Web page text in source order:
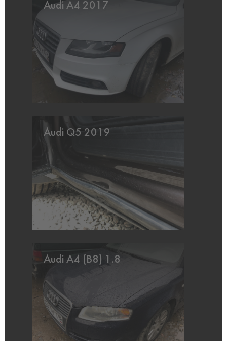
Audi A4 2017
Audi Q5 2019
Audi A4 (B8) 1.8